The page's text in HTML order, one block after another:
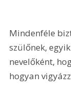
Mindenféle
szülőnek,
nevelőként,
hogyan